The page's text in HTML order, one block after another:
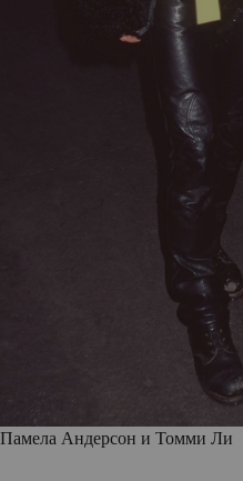
Памела Андерсон и Томми Ли